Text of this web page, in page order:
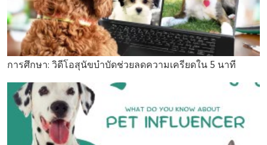
การศึกษา: วิดีโอสุนัขบำบัดช่วยลดความเครียดใน 5 นาที